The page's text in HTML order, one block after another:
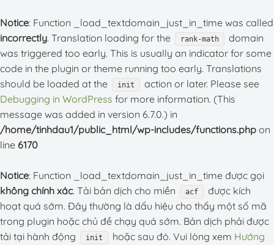
Notice: Function _load_textdomain_just_in_time was called
incorrectly. Translation loading for the rank-math
domain
was triggered too early. This is usually an indicator for some
code in the plugin or theme running too early. Translations
should be loaded at the
init
action or later. Please see
Debugging in WordPress for more information. (This
message was added in version 6.7.0.) in
/home/tinhdau1/public_html/wp-includes/functions.php on
line 6170
Notice: Function _load_textdomain_just_in_time được gọi
không chính xác. Tải bản dịch cho miền acf
được kích
hoạt quá sớm. Đây thường là dấu hiệu cho thấy một số mã
trong plugin hoặc chủ đề chạy quá sớm. Bản dịch phải được
tải tại hành động
init hoặc sau đó. Vui lòng xem Hướng